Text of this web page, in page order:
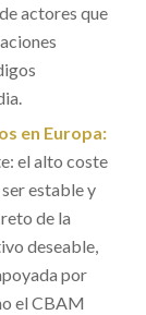
actores que
en Europa:
el alto coste
estable y
de la
deseable,
por
el CBAM